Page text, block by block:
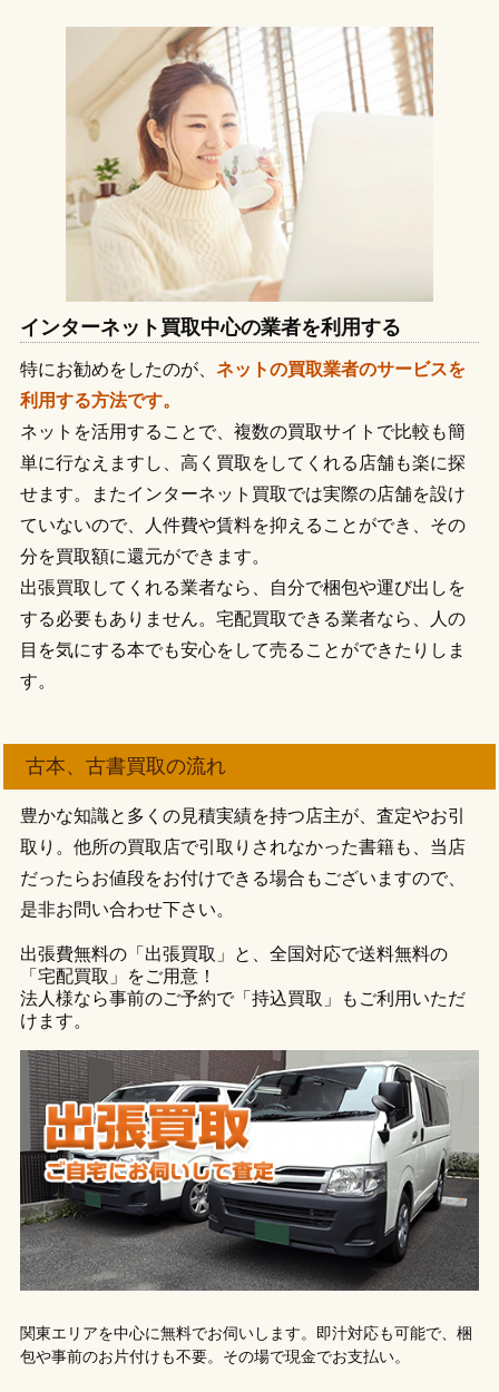
インターネット買取中心の業者を利用する
特にお勧めをしたのが、 ネットの買取業者のサービスを
利用する方法です。
ネットを活用することで、複数の買取サイトで比較も簡
単に行なえますし、高く買取をしてくれる店舗も楽に探
せます。またインターネット買取では実際の店舗を設け
ていないので、人件費や賃料を抑えることができ、その
分を買取額に還元ができます。
出張買取してくれる業者なら、自分で梱包や運び出しを
する必要もありません。宅配買取できる業者なら、人の
目を気にする本でも安心をして売ることができたりしま
す。
古本、古書買取の流れ
豊かな知識と多くの見積実績を持つ店主が、査定やお引
取り。他所の買取店で引取りされなかった書籍も、当店
だったらお値段をお付けできる場合もございますので、
是非お問い合わせ下さい。
出張費無料の「出張買取」と、全国対応で送料無料の
「宅配買取」をご用意！
法人様なら事前のご予約で「持込買取」もご利用いただ
けます。
関東エリアを中心に無料でお伺いします。即汁対応も可能で、梱
包や事前のお片付けも不要。その場で現金でお支払い。